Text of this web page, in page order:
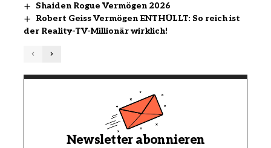
Shaiden Rogue Vermögen 2026
Robert Geiss Vermögen ENTHÜLLT: So reich ist
der Reality-TV-Millionär wirklich!
Newsletter abonnieren